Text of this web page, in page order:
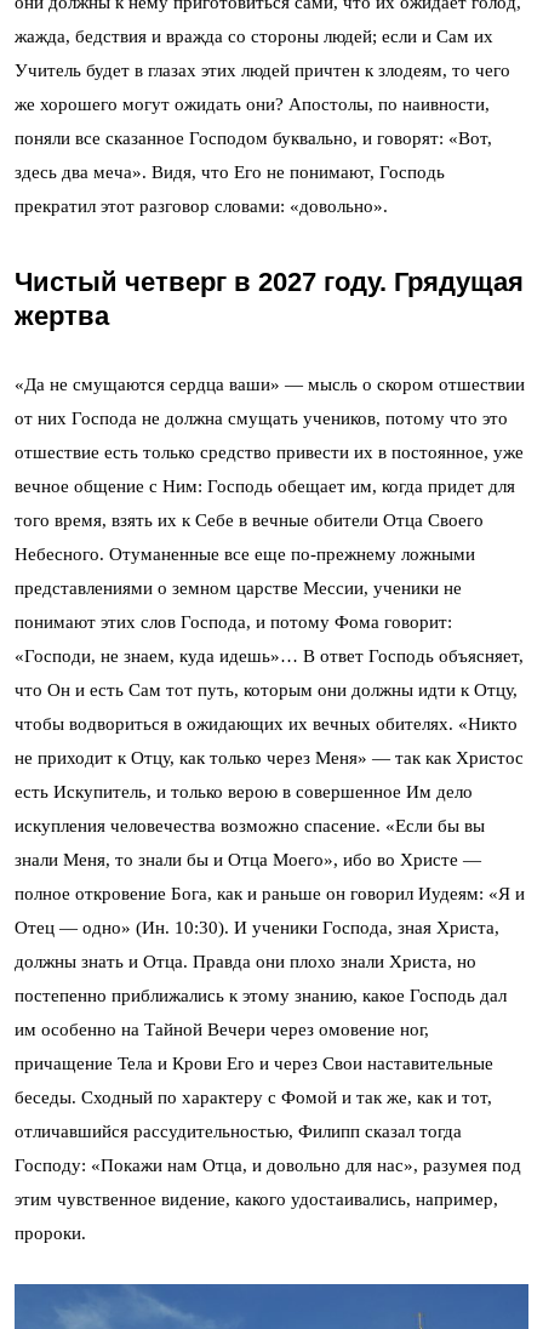
жажда, бедствия и вражда со стороны людей; если и Сам их
Учитель будет в глазах этих людей причтен к злодеям, то чего
же хорошего могут ожидать они? Апостолы, по наивности,
поняли все сказанное Господом буквально, и говорят: «Вот,
здесь два меча». Видя, что Его не понимают, Господь
прекратил этот разговор словами: «довольно».
Чистый четверг в 2027 году. Грядущая
жертва
«Да не смущаются сердца ваши» — мысль о скором отшествии
от них Господа не должна смущать учеников, потому что это
отшествие есть только средство привести их в постоянное, уже
вечное общение с Ним: Господь обещает им, когда придет для
того время, взять их к Себе в вечные обители Отца Своего
Небесного. Отуманенные все еще по-прежнему ложными
представлениями о земном царстве Мессии, ученики не
понимают этих слов Господа, и потому Фома говорит:
«Господи, не знаем, куда идешь»… В ответ Господь объясняет,
что Он и есть Сам тот путь, которым они должны идти к Отцу,
чтобы водвориться в ожидающих их вечных обителях. «Никто
не приходит к Отцу, как только через Меня» — так как Христос
есть Искупитель, и только верою в совершенное Им дело
искупления человечества возможно спасение. «Если бы вы
знали Меня, то знали бы и Отца Моего», ибо во Христе —
полное откровение Бога, как и раньше он говорил Иудеям: «Я и
Отец — одно» (Ин. 10:30). И ученики Господа, зная Христа,
должны знать и Отца. Правда они плохо знали Христа, но
постепенно приближались к этому знанию, какое Господь дал
им особенно на Тайной Вечери через омовение ног,
причащение Тела и Крови Его и через Свои наставительные
беседы. Сходный по характеру с Фомой и так же, как и тот,
отличавшийся рассудительностью, Филипп сказал тогда
Господу: «Покажи нам Отца, и довольно для нас», разумея под
этим чувственное видение, какого удостаивались, например,
пророки.